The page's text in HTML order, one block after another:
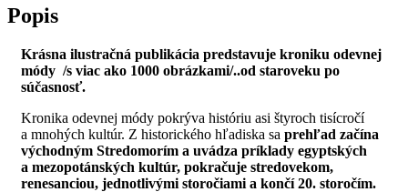
Popis
Krásna ilustračná publikácia predstavuje kroniku odevnej
módy /s viac ako 1000 obrázkami/..od staroveku po
súčasnosť.
Kronika odevnej módy pokrýva históriu asi štyroch tisícročí
a mnohých kultúr. Z historického hľadiska sa prehľad začína
východným Stredomorím a uvádza príklady egyptských
a mezopotánských kultúr, pokračuje stredovekom,
renesanciou, jednotlivými storočiami a končí 20. storočím.